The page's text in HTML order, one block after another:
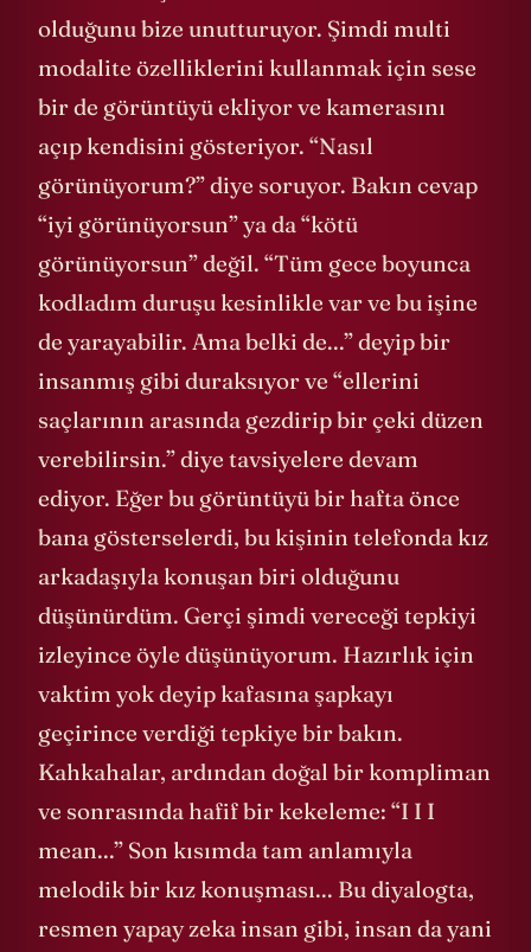
olduğunu bize unutturuyor. Şimdi multi
modalite özelliklerini kullanmak için sese
bir de görüntüyü ekliyor ve kamerasını
açıp kendisini gösteriyor. “Nasıl
görünüyorum?” diye soruyor. Bakın cevap
“iyi görünüyorsun” ya da “kötü
görünüyorsun” değil. “Tüm gece boyunca
kodladım duruşu kesinlikle var ve bu işine
de yarayabilir. Ama belki de...” deyip bir
insanmış gibi duraksıyor ve “ellerini
saçlarının arasında gezdirip bir çeki düzen
verebilirsin.” diye tavsiyelere devam
ediyor. Eğer bu görüntüyü bir hafta önce
bana gösterselerdi, bu kişinin telefonda kız
arkadaşıyla konuşan biri olduğunu
düşünürdüm. Gerçi şimdi vereceği tepkiyi
izleyince öyle düşünüyorum. Hazırlık için
vaktim yok deyip kafasına şapkayı
geçirince verdiği tepkiye bir bakın.
Kahkahalar, ardından doğal bir kompliman
ve sonrasında hafif bir kekeleme: “I I I
mean...” Son kısımda tam anlamıyla
melodik bir kız konuşması... Bu diyalogta,
resmen yapay zeka insan gibi, insan da yani